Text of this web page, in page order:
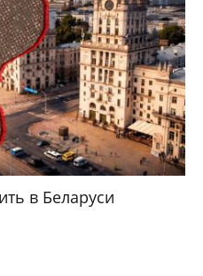
в Беларуси